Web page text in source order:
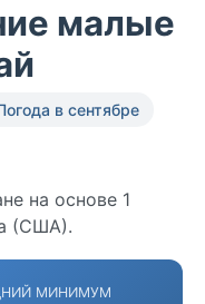
малые
в сентябре
на основе 1
(США).
МИНИМУМ